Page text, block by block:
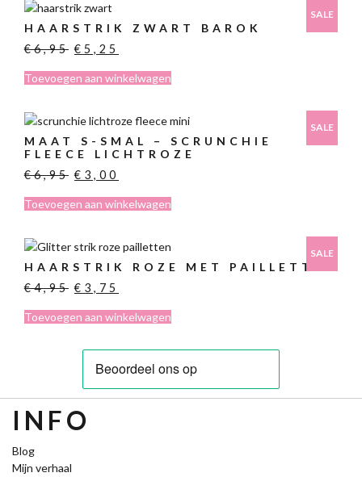
SALE
HAARSTRIK ZWART BAROK
€6,95 Oorspronkelijke
was:
€ 5,25
is:
Toevoegen aan winkelwagen
SALE
MAAT S-SMAL – SCRUNCHIE
FLEECE LICHTROZE
€6,95 Oorspronkelijke
was:
€ 3,00
is:
Toevoegen aan winkelwagen
SALE
HAARSTRIK ROZE MET PAILLETTEN
€4,95 Oorspronkelijke
was:
€ 3,75
is:
Toevoegen aan winkelwagen
INFO
Blog
Mijn verhaal